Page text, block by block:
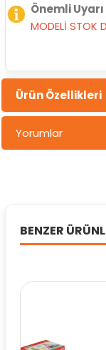
Önemli Uyarı
MODELİ STOK
Ürün Özellikleri
Yorumlar
BENZER